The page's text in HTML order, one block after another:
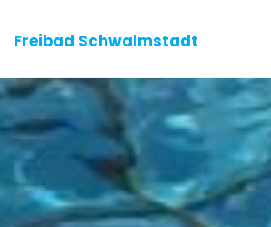
Freibad Schwalmstadt